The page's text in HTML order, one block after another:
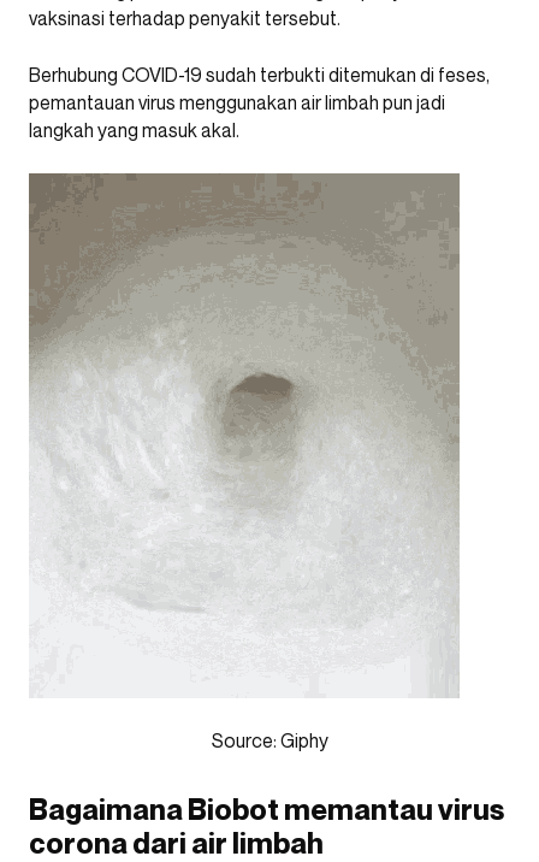
vaksinasi terhadap penyakit tersebut.
Berhubung COVID-19 sudah terbukti ditemukan di feses,
pemantauan virus menggunakan air limbah pun jadi
langkah yang masuk akal.
Source: Giphy
Bagaimana Biobot memantau virus
corona dari air limbah